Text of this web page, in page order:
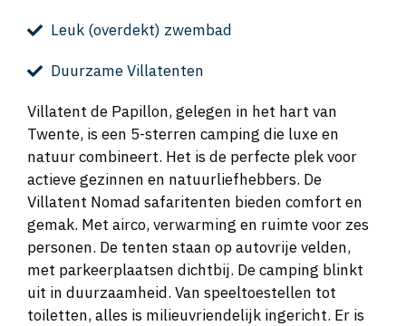
Leuk (overdekt) zwembad
Duurzame Villatenten
Villatent de Papillon, gelegen in het hart van
Twente, is een 5-sterren camping die luxe en
natuur combineert. Het is de perfecte plek voor
actieve gezinnen en natuurliefhebbers. De
Villatent Nomad safaritenten bieden comfort en
gemak. Met airco, verwarming en ruimte voor zes
personen. De tenten staan op autovrije velden,
met parkeerplaatsen dichtbij. De camping blinkt
uit in duurzaamheid. Van speeltoestellen tot
toiletten, alles is milieuvriendelijk ingericht. Er is